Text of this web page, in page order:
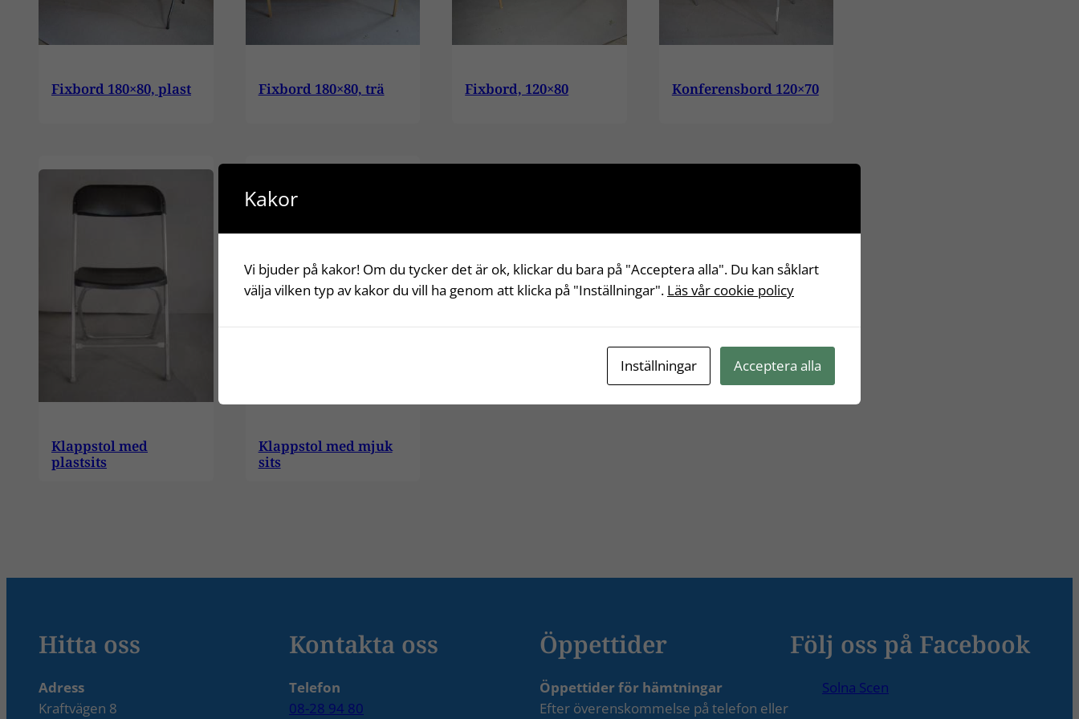
Fixbord 180×80, plast Fixbord 180×80, trä Fixbord, 120×80 Konferensbord 120×70
Klappstol med
plastsits
Klappstol med mjuk
sits
Hitta oss
Adress
Kraftvägen 8
Kontakta oss
Telefon
08-28 94 80
Öppettider
Öppettider för hämtningar
Efter överenskommelse på telefon eller
Följ oss på Facebook
Solna Scen
Kakor
Vi bjuder på kakor! Om du tycker det är ok, klickar du bara på "Acceptera alla". Du kan såklart
välja vilken typ av kakor du vill ha genom att klicka på "Inställningar". Läs vår cookie policy
Inställningar Acceptera alla